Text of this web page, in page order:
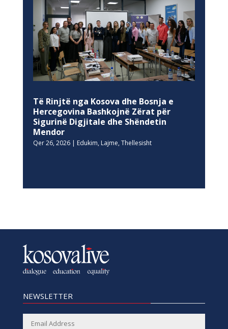
Të Rinjtë nga Kosova dhe Bosnja e
Hercegovina Bashkojnë Zërat për
Sigurinë Digjitale dhe Shëndetin
Mendor
Qer 26, 2026| Edukim, Lajme, Thellesisht
NEWSLETTER